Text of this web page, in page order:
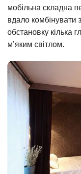
мобільна складна
вдало комбінувати
обстановку кілька
м’яким світлом.